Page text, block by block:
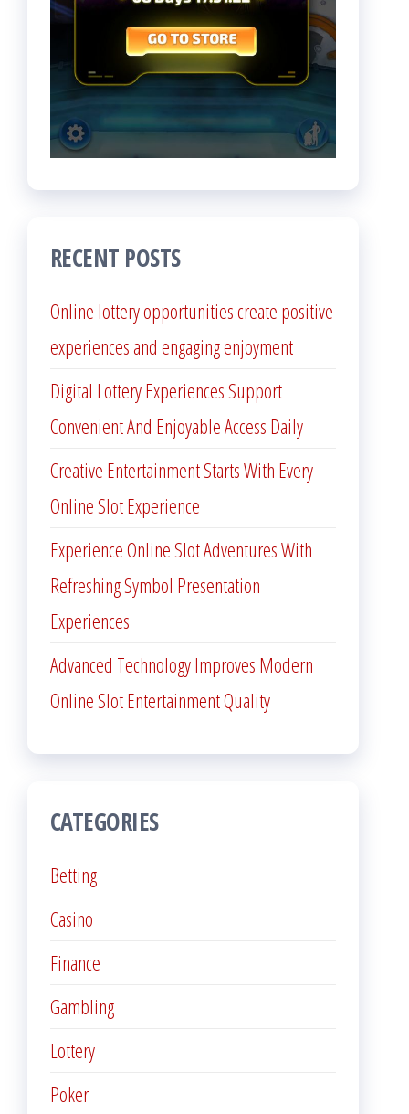
RECENT POSTS
Online lottery opportunities create positive
experiences and engaging enjoyment
Digital Lottery Experiences Support
Convenient And Enjoyable Access Daily
Creative Entertainment Starts With Every
Online Slot Experience
Experience Online Slot Adventures With
Refreshing Symbol Presentation
Experiences
Advanced Technology Improves Modern
Online Slot Entertainment Quality
CATEGORIES
Betting
Casino
Finance
Gambling
Lottery
Poker